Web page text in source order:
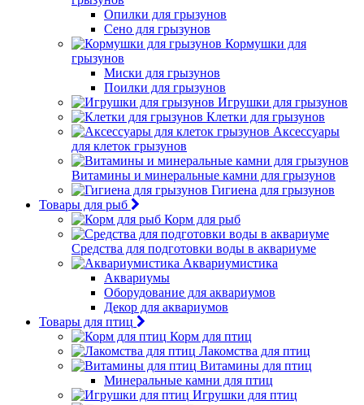
Опилки для грызунов
Сено для грызунов
Кормушки для
грызунов
Миски для грызунов
Поилки для грызунов
Игрушки для грызунов
Клетки для грызунов
Аксессуары
для клеток грызунов
Витамины и минеральные камни для грызунов
Гигиена для грызунов
Товары для рыб
Корм для рыб
Средства для подготовки воды в аквариуме
Аквариумистика
Аквариумы
Оборудование для аквариумов
Декор для аквариумов
Товары для птиц
Корм для птиц
Лакомства для птиц
Витамины для птиц
Минеральные камни для птиц
Игрушки для птиц